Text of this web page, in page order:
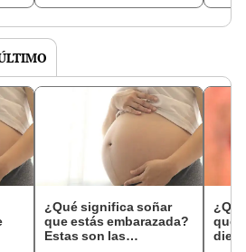
¿Qué significa soñar
que estás embarazada?
Estas son las
que